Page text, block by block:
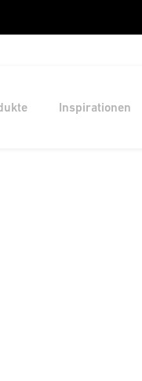
Inspirationen